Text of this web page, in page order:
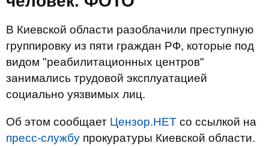
В Киевской области разоблачили преступную
группировку из пяти граждан РФ, которые под
видом "реабилитационных центров"
занимались трудовой эксплуатацией
социально уязвимых лиц.
Об этом сообщает Цензор.НЕТ со ссылкой на
пресс-службу прокуратуры Киевской области.